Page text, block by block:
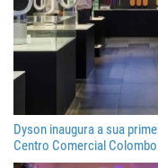
Dyson inaugura a sua
Centro Comercial Colombo